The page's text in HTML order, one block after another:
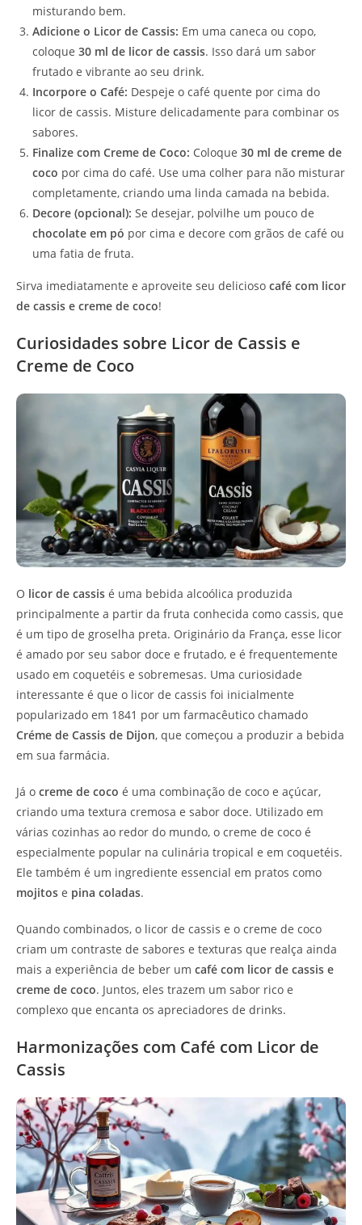
misturando bem.
Adicione o Licor de Cassis: Em uma caneca ou copo,
coloque 30 ml de licor de cassis. Isso dará um sabor
frutado e vibrante ao seu drink.
Incorpore o Café: Despeje o café quente por cima do
licor de cassis. Misture delicadamente para combinar os
sabores.
Finalize com Creme de Coco: Coloque 30 ml de creme de
coco por cima do café. Use uma colher para não misturar
completamente, criando uma linda camada na bebida.
Decore (opcional): Se desejar, polvilhe um pouco de
chocolate em pó por cima e decore com grãos de café ou
uma fatia de fruta.
Sirva imediatamente e aproveite seu delicioso café com licor
de cassis e creme de coco!
Curiosidades sobre Licor de Cassis e
Creme de Coco
O licor de cassis é uma bebida alcoólica produzida
principalmente a partir da fruta conhecida como cassis, que
é um tipo de groselha preta. Originário da França, esse licor
é amado por seu sabor doce e frutado, e é frequentemente
usado em coquetéis e sobremesas. Uma curiosidade
interessante é que o licor de cassis foi inicialmente
popularizado em 1841 por um farmacêutico chamado
Créme de Cassis de Dijon, que começou a produzir a bebida
em sua farmácia.
Já o creme de coco é uma combinação de coco e açúcar,
criando uma textura cremosa e sabor doce. Utilizado em
várias cozinhas ao redor do mundo, o creme de coco é
especialmente popular na culinária tropical e em coquetéis.
Ele também é um ingrediente essencial em pratos como
mojitos e pina coladas.
Quando combinados, o licor de cassis e o creme de coco
criam um contraste de sabores e texturas que realça ainda
mais a experiência de beber um café com licor de cassis e
creme de coco. Juntos, eles trazem um sabor rico e
complexo que encanta os apreciadores de drinks.
Harmonizações com Café com Licor de
Cassis